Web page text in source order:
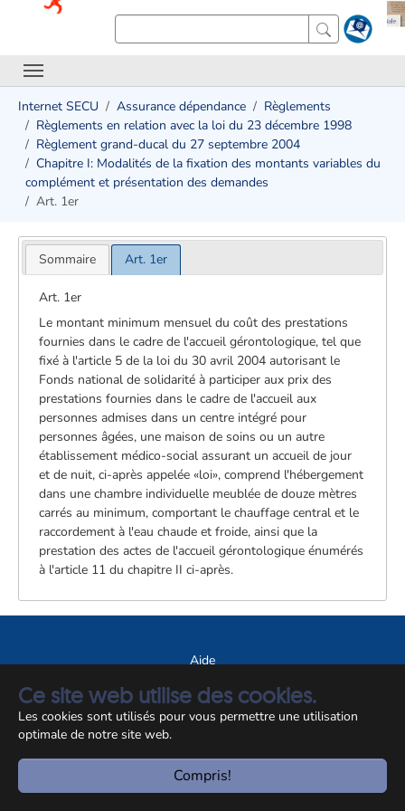
Ce site web utilise des cookies.
Les cookies sont utilisés pour vous permettre une utilisation
optimale de notre site web.
Compris!
Internet SECU Assurance dépendance
Règlements
Règlements en relation avec la loi du 23 décembre 1998
Règlement grand-ducal du 27 septembre 2004
Chapitre I: Modalités de la fixation des montants variables du
complément et présentation des demandes
Art. 1er
Sommaire Art. 1er
Art. 1er
Le montant minimum mensuel du coût des prestations
fournies dans le cadre de l'accueil gérontologique, tel que
fixé à l'article 5 de la loi du 30 avril 2004 autorisant le
Fonds national de solidarité à participer aux prix des
prestations fournies dans le cadre de l'accueil aux
personnes admises dans un centre intégré pour
personnes âgées, une maison de soins ou un autre
établissement médico-social assurant un accueil de jour
et de nuit, ci-après appelée «loi», comprend l'hébergement
dans une chambre individuelle meublée de douze mètres
carrés au minimum, comportant le chauffage central et le
raccordement à l'eau chaude et froide, ainsi que la
prestation des actes de l'accueil gérontologique énumérés
à l'article 11 du chapitre II ci-après.
Aide
A propos du site
Notice légale